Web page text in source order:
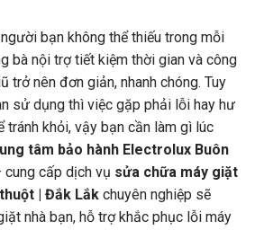
bạn không thể thiếu trong mỗi
bà nội trợ tiết kiệm thời gian và công
trở nên đơn giản, nhanh chóng. Tuy
sử dụng thì việc gặp phải lỗi hay hư
tránh khỏi, vậy bạn cần làm gì lúc
tâm bảo hành Electrolux Buôn
cung cấp dịch vụ sửa chữa máy giặt
| Đắk Lắk chuyên nghiệp sẽ
nhà bạn, hỗ trợ khắc phục lỗi máy